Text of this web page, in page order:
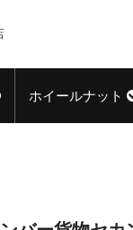
ホイールナット